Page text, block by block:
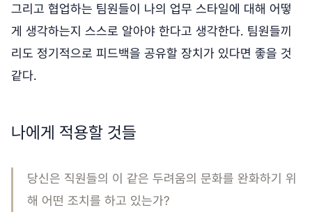
그리고 협업하는 팀원들이 나의 업무 스타일에 대해 어떻
게 생각하는지 스스로 알아야 한다고 생각한다. 팀원들끼
리도 정기적으로 피드백을 공유할 장치가 있다면 좋을 것
같다.
나에게 적용할 것들
당신은 직원들의 이 같은 두려움의 문화를 완화하기 위
해 어떤 조치를 하고 있는가?